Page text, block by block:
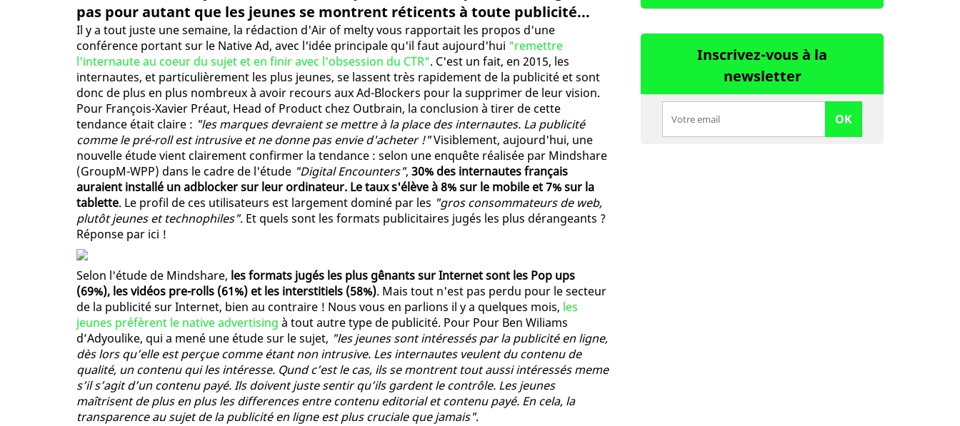
pas pour autant que les jeunes se montrent réticents à toute publicité...
Il y a tout juste une semaine, la rédaction d'Air of melty vous rapportait les propos d'une
conférence portant sur le Native Ad, avec l'idée principale qu'il faut aujourd'hui "remettre
l'internaute au coeur du sujet et en finir avec l'obsession du CTR". C'est un fait, en 2015, les
internautes, et particulièrement les plus jeunes, se lassent très rapidement de la publicité et sont
donc de plus en plus nombreux à avoir recours aux Ad-Blockers pour la supprimer de leur vision.
Pour François-Xavier Préaut, Head of Product chez Outbrain, la conclusion à tirer de cette
tendance était claire : "les marques devraient se mettre à la place des internautes. La publicité
comme le pré-roll est intrusive et ne donne pas envie d'acheter !"Visiblement, aujourd'hui, une
nouvelle étude vient clairement confirmer la tendance : selon une enquête réalisée par Mindshare
(GroupM-WPP) dans le cadre de l'étude "Digital Encounters", 30% des internautes français
auraient installé un adblocker sur leur ordinateur. Le taux s'élève à 8% sur le mobile et 7% sur la
tablette. Le profil de ces utilisateurs est largement dominé par les "gros consommateurs de web,
plutôt jeunes et technophiles". Et quels sont les formats publicitaires jugés les plus dérangeants ?
Réponse par ici !
Selon l'étude de Mindshare, les formats jugés les plus gênants sur Internet sont les Pop ups
(69%), les vidéos pre-rolls (61%) et les interstitiels (58%). Mais tout n'est pas perdu pour le secteur
de la publicité sur Internet, bien au contraire ! Nous vous en parlions il y a quelques mois, les
jeunes préfèrent le native advertising à tout autre type de publicité. Pour Pour Ben Wiliams
d’Adyoulike, qui a mené une étude sur le sujet, "les jeunes sont intéressés par la publicité en ligne,
dès lors qu’elle est perçue comme étant non intrusive. Les internautes veulent du contenu de
qualité, un contenu qui les intéresse. Qund c’est le cas, ils se montrent tout aussi intéressés meme
s’il s’agit d’un contenu payé. Ils doivent juste sentir qu’ils gardent le contrôle. Les jeunes
maîtrisent de plus en plus les differences entre contenu editorial et contenu payé. En cela, la
transparence au sujet de la publicité en ligne est plus cruciale que jamais".
Inscrivez-vous à la
newsletter
OK